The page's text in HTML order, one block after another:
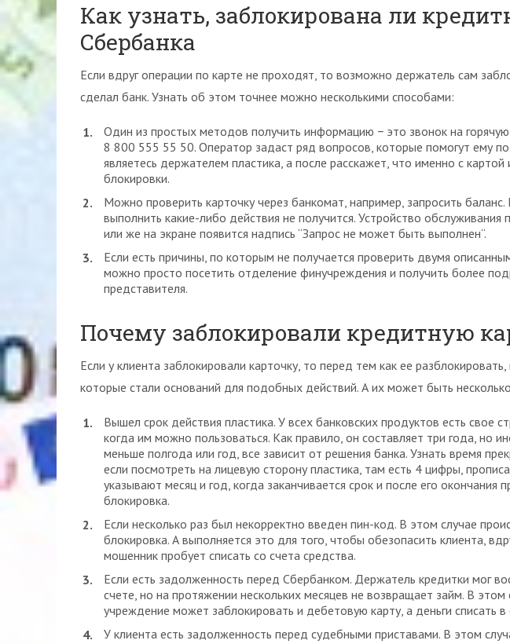
Как узнать, заблокирована ли
Сбербанка
Если вдруг операции по карте не проходят, то возможно держатель сам
сделал банк. Узнать об этом точнее можно несколькими способами:
Один из простых методов получить информацию − это звонок на
8 800 555 55 50. Оператор задаст ряд вопросов, которые помогут ему
являетесь держателем пластика, а после расскажет, что именно с
блокировки.
Можно проверить карточку через банкомат, например, запросить баланс.
выполнить какие-либо действия не получится. Устройство обслуживания
или же на экране появится надпись “Запрос не может быть выполнен“.
Если есть причины, по которым не получается проверить двумя
можно просто посетить отделение финучреждения и получить более
представителя.
Почему заблокировали кредитную
Если у клиента заблокировали карточку, то перед тем как ее
которые стали оснований для подобных действий. А их может быть
Вышел срок действия пластика. У всех банковских продуктов есть свое
когда им можно пользоваться. Как правило, он составляет три года, но
меньше полгода или год, все зависит от решения банка. Узнать время
если посмотреть на лицевую сторону пластика, там есть 4 цифры,
указывают месяц и год, когда заканчивается срок и после его окончания
блокировка.
Если несколько раз был некорректно введен пин-код. В этом случае
блокировка. А выполняется это для того, чтобы обезопасить клиента,
мошенник пробует списать со счета средства.
Если есть задолженность перед Сбербанком. Держатель кредитки мог
счете, но на протяжении нескольких месяцев не возвращает займ. В этом
учреждение может заблокировать и дебетовую карту, а деньги списать в
У клиента есть задолженность перед судебными приставами. В этом